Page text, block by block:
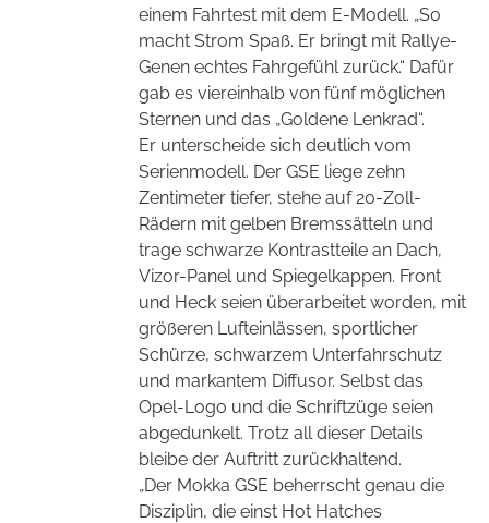
einem Fahrtest mit dem E-Modell. „So
macht Strom Spaß. Er bringt mit Rallye-
Genen echtes Fahrgefühl zurück.“ Dafür
gab es viereinhalb von fünf möglichen
Sternen und das „Goldene Lenkrad“.
Er unterscheide sich deutlich vom
Serienmodell. Der GSE liege zehn
Zentimeter tiefer, stehe auf 20-Zoll-
Rädern mit gelben Bremssätteln und
trage schwarze Kontrastteile an Dach,
Vizor-Panel und Spiegelkappen. Front
und Heck seien überarbeitet worden, mit
größeren Lufteinlässen, sportlicher
Schürze, schwarzem Unterfahrschutz
und markantem Diffusor. Selbst das
Opel-Logo und die Schriftzüge seien
abgedunkelt. Trotz all dieser Details
bleibe der Auftritt zurückhaltend.
„Der Mokka GSE beherrscht genau die
Disziplin, die einst Hot Hatches